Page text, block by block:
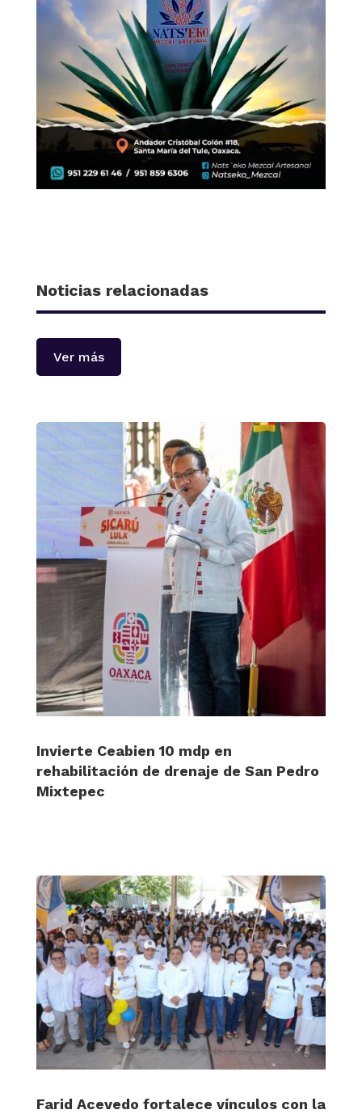
Noticias relacionadas
Ver más
Invierte Ceabien 10 mdp en
rehabilitación de drenaje de San Pedro
Mixtepec
Farid Acevedo fortalece vínculos con la